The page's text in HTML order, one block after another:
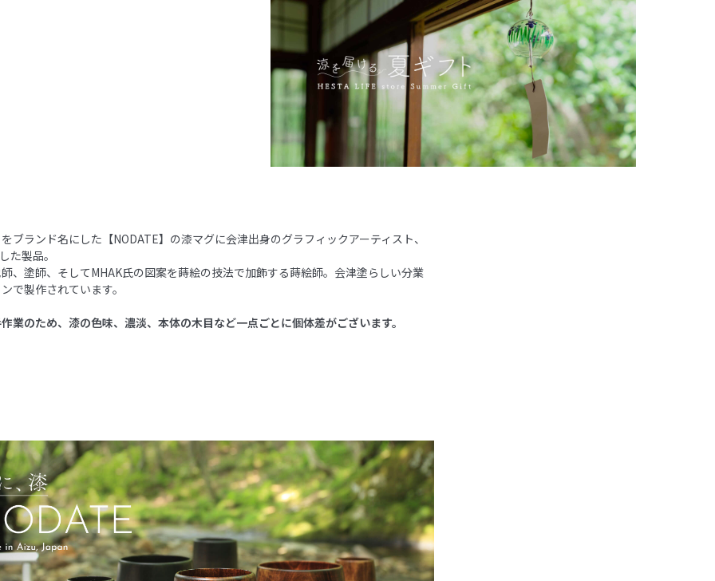
ブランド名にした【NODATE】の漆マグに会津出身のグラフィックアーティスト、
た製品。
、塗師、そしてMHAK氏の図案を蒔絵の技法で加飾する蒔絵師。会津塗らしい分業
で製作されています。
業のため、漆の色味、濃淡、本体の木目など一点ごとに個体差がございます。